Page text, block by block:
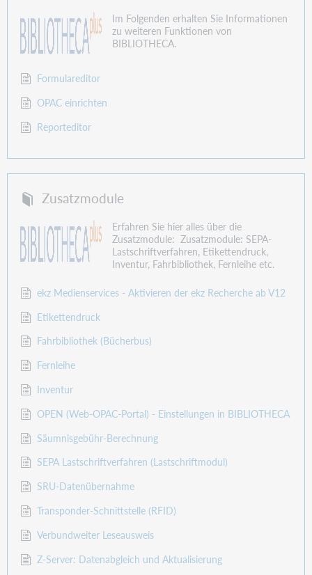
Im Folgenden erhalten Sie Informationen
zu weiteren Funktionen von
BIBLIOTHECA.
Formulareditor
OPAC einrichten
Reporteditor
Zusatzmodule
Erfahren Sie hier alles über die
Zusatzmodule: Zusatzmodule: SEPA-
Lastschriftverfahren, Etikettendruck,
Inventur, Fahrbibliothek, Fernleihe etc.
ekz Medienservices - Aktivieren der ekz Recherche ab V12
Etikettendruck
Fahrbibliothek (Bücherbus)
Fernleihe
Inventur
OPEN (Web-OPAC-Portal) - Einstellungen in BIBLIOTHECA
Säumnisgebühr-Berechnung
SEPA Lastschriftverfahren (Lastschriftmodul)
SRU-Datenübernahme
Transponder-Schnittstelle (RFID)
Verbundweiter Leseausweis
Z-Server: Datenabgleich und Aktualisierung